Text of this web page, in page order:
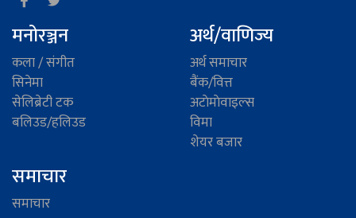
मनोरञ्जन
कला / संगीत
सिनेमा
सेलिब्रेटी टक
बलिउड/हलिउड
अर्थ/वाणिज्य
अर्थ समाचार
बैंक/वित्त
अटाेमाेवाइल्स
विमा
शेयर बजार
समाचार
समाचार